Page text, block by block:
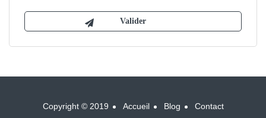
Copyright © 2019 Accueil Blog Contact